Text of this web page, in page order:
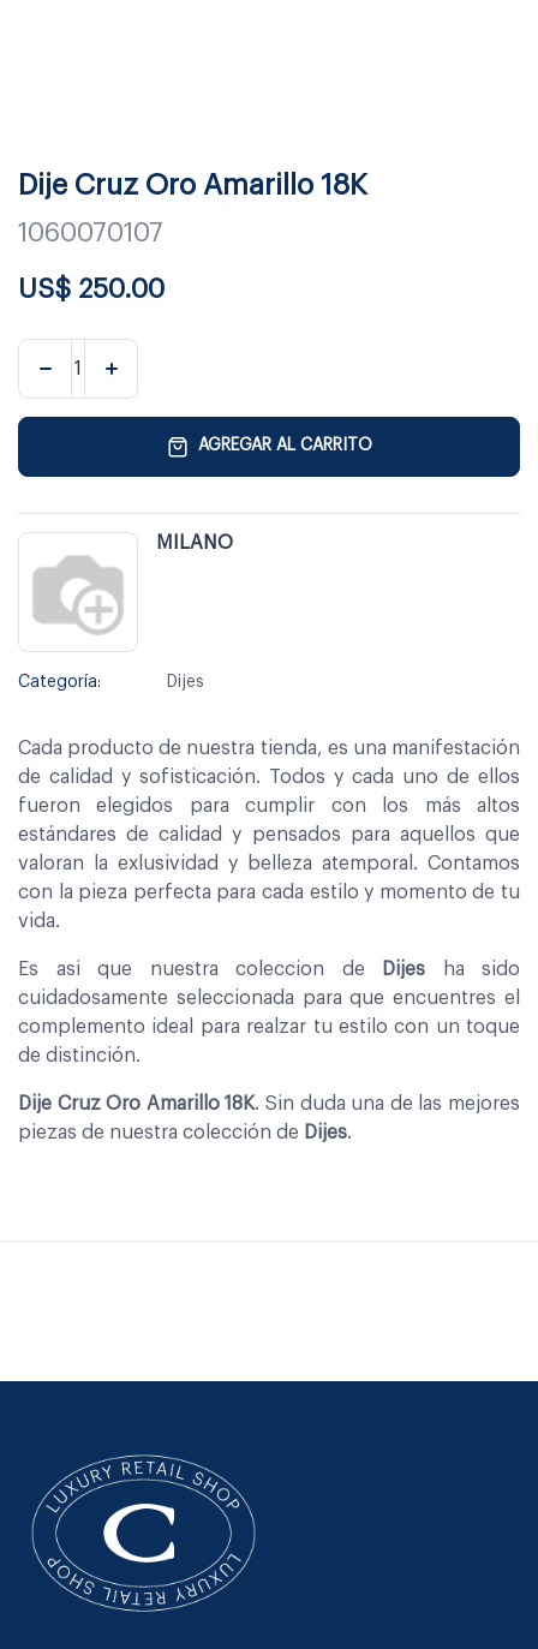
Dije Cruz Oro Amarillo 18K
1060070107
US$ 250.00
AGREGAR AL CARRITO
MILANO
Categoría: Dijes
Cada producto de nuestra tienda, es una manifestación
de calidad y sofisticación. Todos y cada uno de ellos
fueron elegidos para cumplir con los más altos
estándares de calidad y pensados para aquellos que
valoran la exlusividad y belleza atemporal. Contamos
con la pieza perfecta para cada estilo y momento de tu
vida.
Es asi que nuestra coleccion de Dijes ha sido
cuidadosamente seleccionada para que encuentres el
complemento ideal para realzar tu estilo con un toque
de distinción.
Dije Cruz Oro Amarillo 18K. Sin duda una de las mejores
piezas de nuestra colección de Dijes.